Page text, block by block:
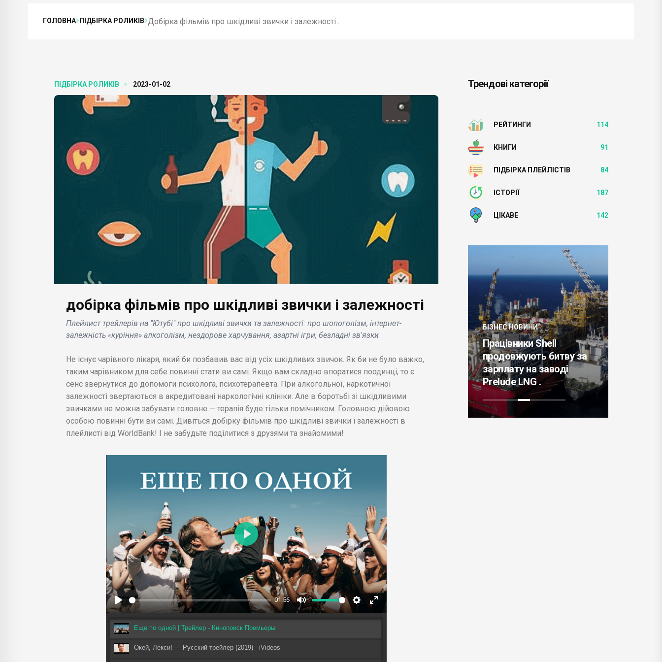
ГОЛОВНА ПІДБІРКА РОЛИКІВ Добірка фільмів про шкідливі звички і залежності .
ПІДБІРКА РОЛИКІВ 2023-01-02
добірка фільмів про шкідливі звички і залежності
Плейлист трейлерів на "Ютубі" про шкідливі звички та залежності: про шопоголізм, інтернет-
залежність «куріння» алкоголізм, нездорове харчування, азартні ігри, безладні зв'язки
Не існує чарівного лікаря, який би позбавив вас від усіх шкідливих звичок. Як би не було важко,
таким чарівником для себе повинні стати ви самі. Якщо вам складно впоратися поодинці, то є
сенс звернутися до допомоги психолога, психотерапевта. При алкогольної, наркотичної
залежності звертаються в акредитовані наркологічні клініки. Але в боротьбі зі шкідливими
звичками не можна забувати головне — терапія буде тільки помічником. Головною дійовою
особою повинні бути ви самі. Дивіться добірку фільмів про шкідливі звички і залежності в
плейлисті від WorldBank! І не забудьте поділитися з друзями та знайомими!
Play
01:56
Mute Settings
Enter
Play
Еще по одной | Трейлер - Кинопоиск Премьеры
Окей, Лекси! — Русский трейлер (2019) - iVideos
Трендові категорії
РЕЙТИНГИ 114
КНИГИ 91
ПІДБІРКА ПЛЕЙЛІСТІВ 84
ІСТОРІЇ 187
ЦІКАВЕ 142
БІЗНЕС НОВИНИ
Абсолютно новий
Boeing 747 був списаний
всього після 30 годин
експлуатації, що
дорівнює 16 польотам .
БІЗНЕС НОВИНИ
Міністерство оборони
США займеться
детальним вивченням
повідомлень про НЛО в
Нью-Мексико в 1947
році .
БІЗНЕС НОВИНИ
Samsung і Christie's
об'єдналися, щоб
продемонструвати нове
бачення мистецтва .
БІЗНЕС НОВИНИ
Працівники Shell
продовжують битву за
зарплату на заводі
Prelude LNG .